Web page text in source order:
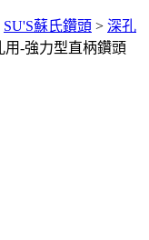
SU'S蘇氏鑽頭 > 深孔
用-強力型直柄鑽頭